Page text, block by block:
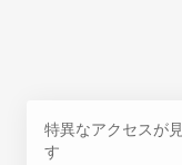
特異なアクセスが
す